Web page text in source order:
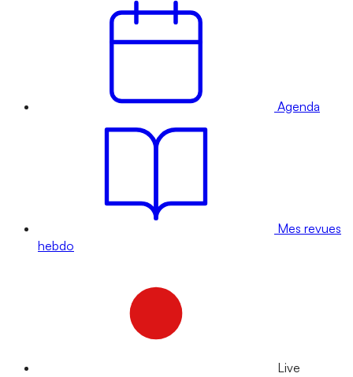
Agenda
Mes revues
hebdo
Live